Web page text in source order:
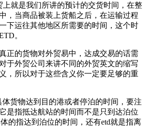
就是我们所讲的预计的交货时间，在整
，当商品被装上货船之后，在运输过程
下运往其他地区所需要的时间，这个时
。
的货物对外贸易中，达成交易的话需
于外贸公司来讲不同的外贸英文的缩写
，所以对于这些含义你一定要足够的重
物达到目的港或者停泊的时间，要注
是指抵达航站的时间而不是只到达泊位
的指达到泊位的时间，还有etd就是指离